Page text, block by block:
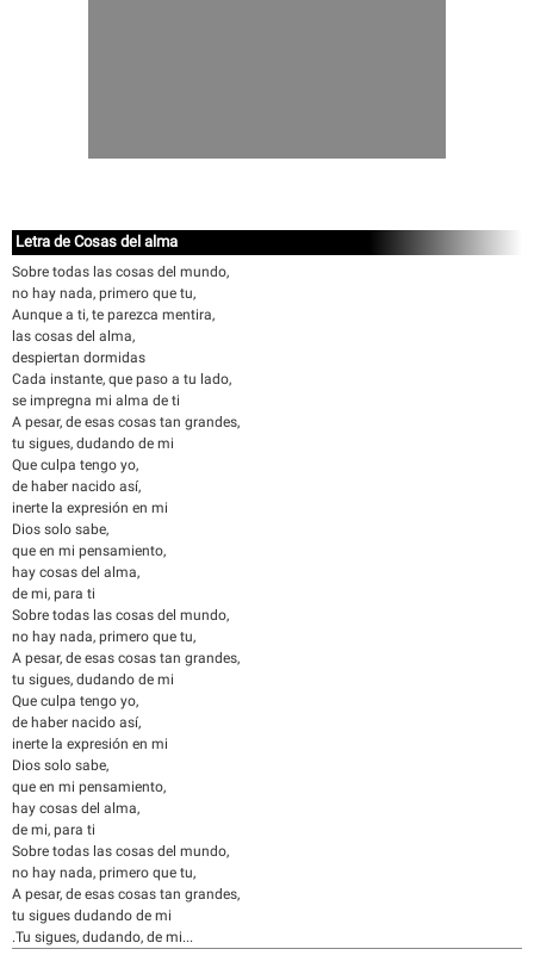
Letra de Cosas del alma
Sobre todas las cosas del mundo,
no hay nada, primero que tu,
Aunque a ti, te parezca mentira,
las cosas del alma,
despiertan dormidas
Cada instante, que paso a tu lado,
se impregna mi alma de ti
A pesar, de esas cosas tan grandes,
tu sigues, dudando de mi
Que culpa tengo yo,
de haber nacido así,
inerte la expresión en mi
Dios solo sabe,
que en mi pensamiento,
hay cosas del alma,
de mi, para ti
Sobre todas las cosas del mundo,
no hay nada, primero que tu,
A pesar, de esas cosas tan grandes,
tu sigues, dudando de mi
Que culpa tengo yo,
de haber nacido así,
inerte la expresión en mi
Dios solo sabe,
que en mi pensamiento,
hay cosas del alma,
de mi, para ti
Sobre todas las cosas del mundo,
no hay nada, primero que tu,
A pesar, de esas cosas tan grandes,
tu sigues dudando de mi
.Tu sigues, dudando, de mi...